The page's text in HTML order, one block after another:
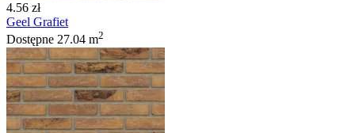
4.56 zł
Geel Grafiet
Dostępne 27.04 m2